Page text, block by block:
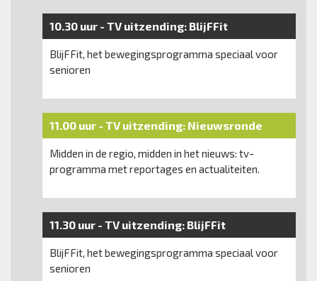
10.30 uur - TV uitzending:BlijFFit
BlijFFit, het bewegingsprogramma speciaal voor
senioren
11.00 uur - TV uitzending: Nieuwsronde
Midden in de regio, midden in het nieuws: tv-
programma met reportages en actualiteiten.
11.30 uur - TV uitzending:BlijFFit
BlijFFit, het bewegingsprogramma speciaal voor
senioren